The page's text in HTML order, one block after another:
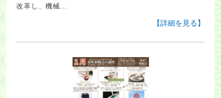
改革し、機械...
【詳細を見る】